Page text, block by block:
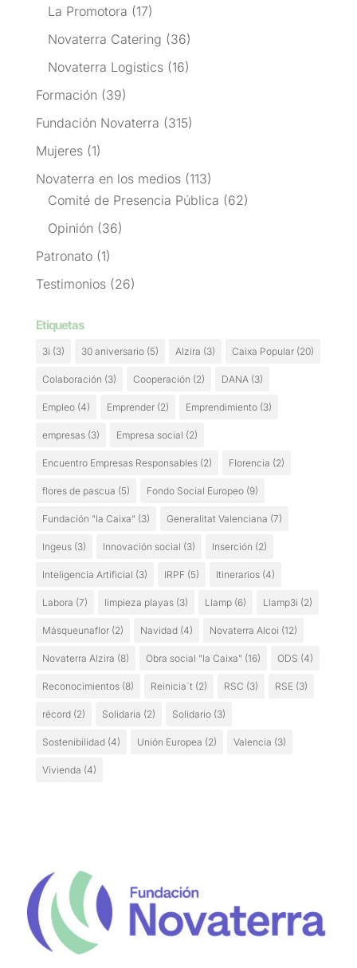
La Promotora (17)
Novaterra Catering (36)
Novaterra Logistics(16)
Formación (39)
Fundación Novaterra (315)
Mujeres(1)
Novaterra en los medios(113)
Comité de Presencia Pública (62)
Opinión (36)
Patronato(1)
Testimonios(26)
Etiquetas
3i (3) 30 aniversario(5) Alzira (3) Caixa Popular(20)
Colaboración (3) Cooperación (2) DANA(3)
Empleo(4) Emprender(2) Emprendimiento(3)
empresas(3) Empresa social (2)
Encuentro Empresas Responsables(2) Florencia (2)
flores de pascua (5) Fondo Social Europeo(9)
Fundación "la Caixa" (3) Generalitat Valenciana (7)
Ingeus(3) Innovación social (3) Inserción (2)
Inteligencia Artificial (3) IRPF(5) Itinerarios(4)
Labora (7) limpieza playas(3) Llamp(6) Llamp3i (2)
Másqueunaflor(2) Navidad(4) Novaterra Alcoi (12)
Novaterra Alzira (8) Obra social "la Caixa" (16) ODS (4)
Reconocimientos(8) Reinicia´t(2) RSC (3) RSE(3)
récord(2) Solidaria (2) Solidario(3)
Sostenibilidad(4) Unión Europea (2) Valencia (3)
Vivienda (4)